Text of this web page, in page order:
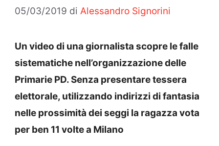
05/03/2019 di Alessandro Signorini
Un video di una giornalista scopre le falle
sistematiche nell’organizzazione delle
Primarie PD. Senza presentare tessera
elettorale, utilizzando indirizzi di fantasia
nelle prossimità dei seggi la ragazza vota
per ben 11 volte a Milano